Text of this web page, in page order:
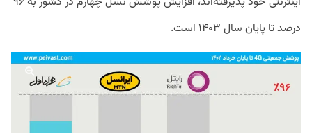
درصد تا پایان سال ۱۴۰۳ است.